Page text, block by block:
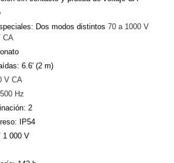
Lente Dos modos distintos 70 a 1000 V
CA
6.6′ (2 m)
V CA
Hz
2
IP54
1 000 V